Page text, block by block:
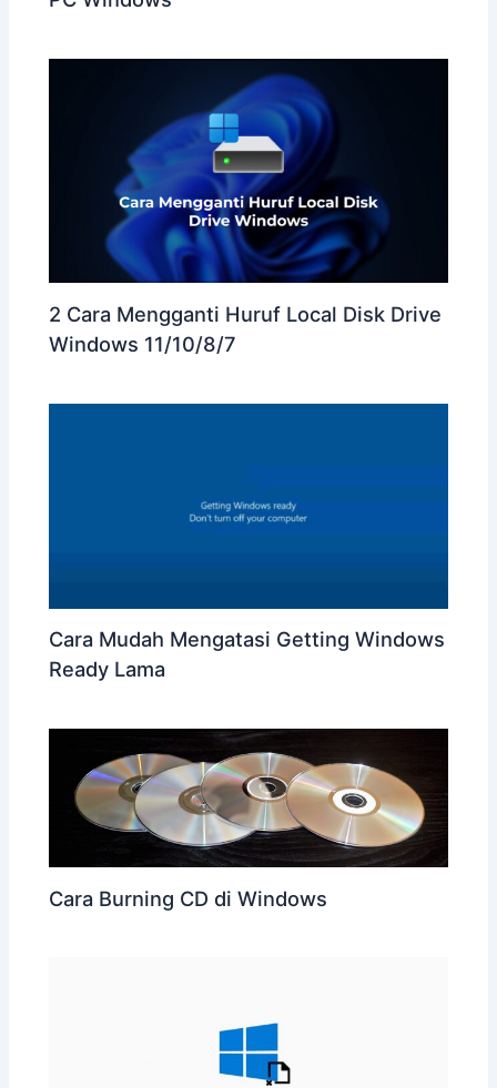
2 Cara Mengganti Huruf Local Disk Drive
Windows 11/10/8/7
Cara Mudah Mengatasi Getting Windows
Ready Lama
Cara Burning CD di Windows